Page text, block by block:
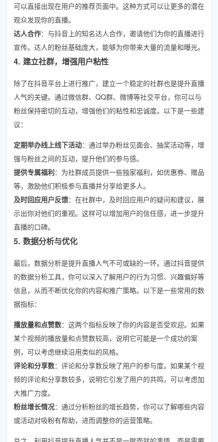
可以直接出现在用户的推荐页面中。这种方式可以让更多的潜在
观众发现你的直播。
达人合作：与抖音上的知名达人合作，邀请他们为你的直播进行
宣传。达人的粉丝基础庞大，能够为你带来大量的流量和曝光。
4. 建立社群，增强用户粘性
除了在抖音平台上进行推广，建立一个稳定的社群也是提升直播
人气的关键。通过微信群、QQ群、微博等社交平台，你可以与
粉丝保持密切的互动，增强他们的粘性和忠诚度。以下是一些建
议：
定期举办线上线下活动：通过举办粉丝见面会、抽奖活动等，增
强与粉丝之间的互动，提升他们的参与感。
提供专属福利：为社群成员提供一些独家福利，如优惠券、赠品
等，激励他们积极参与直播并分享给更多人。
及时回应用户反馈：在社群中，及时回应用户的疑问和建议，展
示出你对他们的重视。这样可以增加用户的信任感，进一步提升
直播的口碑。
5. 数据分析与优化
最后，数据分析是提升直播人气不可或缺的一环。通过抖音提供
的数据分析工具，你可以深入了解用户的行为习惯、兴趣偏好等
信息，从而不断优化你的内容和推广策略。以下是一些常用的数
据指标：
播放量和点赞数：这两个指标反映了你的内容是否受欢迎。如果
某个视频的播放量和点赞数较高，说明它可能是一个成功的案
例，可以考虑继续沿用类似的风格。
评论和分享数：评论和分享数反映了用户的参与度。如果某个视
频的评论和分享数较多，说明它引发了用户的共鸣，可以考虑加
大推广力度。
粉丝增长情况：通过分析粉丝的增长趋势，你可以了解哪些内容
或活动对吸粉有帮助，进而调整你的运营策略。